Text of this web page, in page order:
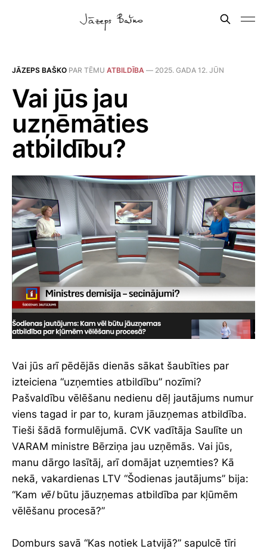
JĀZEPS BAŠKO PAR TĒMU ATBILDĪBA — 2025. GADA 12. JŪN
Vai jūs jau
uzņēmāties
atbildību?
Vai jūs arī pēdējās dienās sākat šaubīties par
izteiciena “uzņemties atbildību” nozīmi?
Pašvaldību vēlēšanu nedienu dēļ jautājums numur
viens tagad ir par to, kuram jāuzņemas atbildība.
Tieši šādā formulējumā. CVK vadītāja Saulīte un
VARAM ministre Bērziņa jau uzņēmās. Vai jūs,
manu dārgo lasītāj, arī domājat uzņemties? Kā
nekā, vakardienas LTV “Šodienas jautājums” bija:
“Kam vēlbūtu jāuzņemas atbildība par kļūmēm
vēlēšanu procesā?”
Domburs savā “Kas notiek Latvijā?” sapulcē tīri